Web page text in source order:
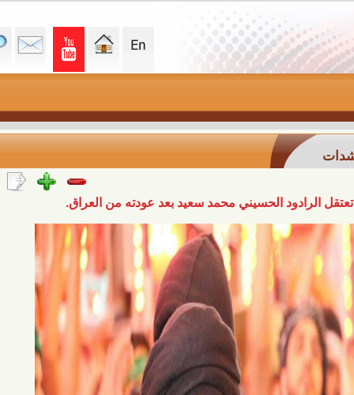
الحسيني محمد سعيد بعد عودته من العراق.